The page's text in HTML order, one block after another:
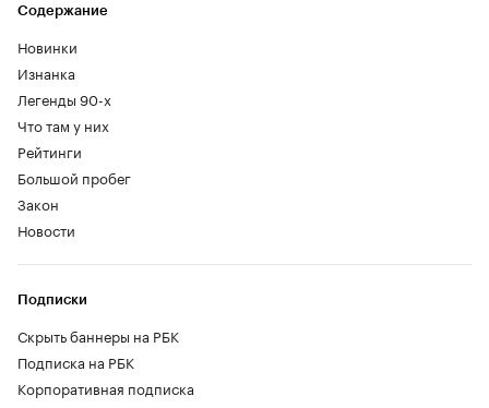
Содержание
Новинки
Изнанка
Легенды 90-х
Что там у них
Рейтинги
Большой пробег
Закон
Новости
Подписки
Скрыть баннеры на РБК
Подписка на РБК
Корпоративная подписка